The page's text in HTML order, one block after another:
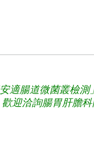
適腸道微菌叢檢
迎洽詢腸胃肝膽